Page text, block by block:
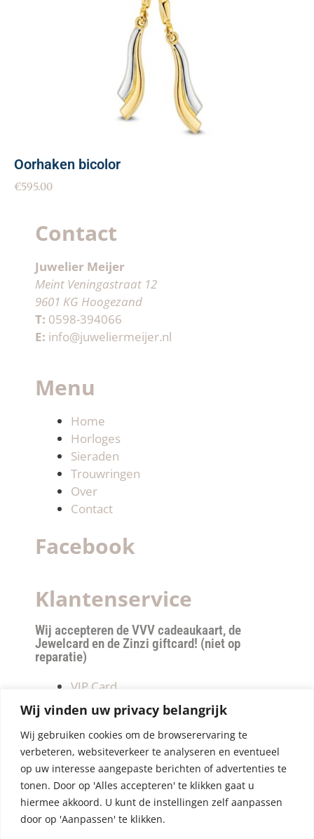
Wij vinden uw privacy belangrijk
Wij gebruiken cookies om de browserervaring te
verbeteren, websiteverkeer te analyseren en eventueel
op uw interesse aangepaste berichten of advertenties te
tonen. Door op 'Alles accepteren' te klikken gaat u
hiermee akkoord. U kunt de instellingen zelf aanpassen
door op 'Aanpassen' te klikken.
Oorhaken bicolor
€595.00
Contact
Juwelier Meijer
Meint Veningastraat 12
9601 KG Hoogezand
T: 0598-394066
E: info@juweliermeijer.nl
Menu
Home
Horloges
Sieraden
Trouwringen
Over
Contact
Facebook
Klantenservice
Wij accepteren de VVV cadeaukaart, de
Jewelcard en de Zinzi giftcard! (niet op
reparatie)
VIP Card
Retourneren
Betalen & verzendkosten
Privacy Policy
Algemene Voorwaarden